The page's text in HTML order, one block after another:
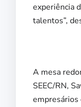
experiência
talentos”,
A mesa
SEEC/RN,
empresários